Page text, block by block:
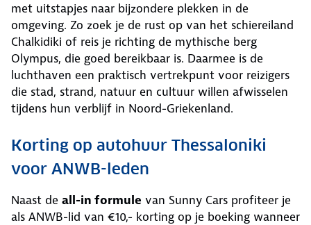
met uitstapjes naar bijzondere plekken in de
omgeving. Zo zoek je de rust op van het schiereiland
Chalkidiki of reis je richting de mythische berg
Olympus, die goed bereikbaar is. Daarmee is de
luchthaven een praktisch vertrekpunt voor reizigers
die stad, strand, natuur en cultuur willen afwisselen
tijdens hun verblijf in Noord-Griekenland.
Korting op autohuur Thessaloniki
voor ANWB-leden
Naast de all-in formule van Sunny Cars profiteer je
als ANWB-lid van €10,- korting op je boeking wanneer